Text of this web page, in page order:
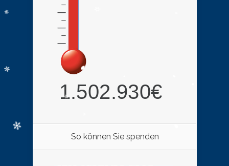
So können Sie spenden